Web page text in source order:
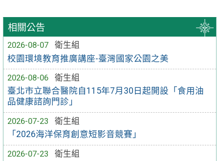
相關公告
2026-08-07
衛生組
校園環境教育推廣講座-臺灣國家公園之美
2026-08-06
衛生組
臺北市立聯合醫院自115年7月30日起開設「食用油
品健康諮詢門診」
2026-07-23
衛生組
「2026海洋保育創意短影音競賽」
2026-07-23
衛生組